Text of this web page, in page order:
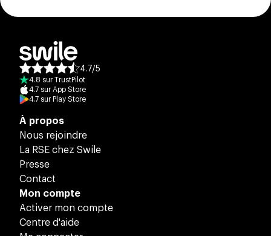
Note moyenne des avis :
4.7/5
4.8 sur TrustPilot
4.7 sur App Store
4.7 sur Play Store
À propos
Nous rejoindre
La RSE chez Swile
Presse
Contact
Mon compte
Activer mon compte
Centre d'aide